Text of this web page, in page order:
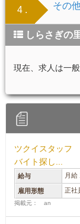
4 .
その
しらさぎの
現在、求人は一
ツクイスタッフ
バイト探し...
給与 月給
雇用形態 正社
掲載元： an